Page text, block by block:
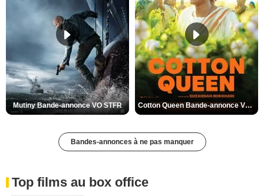
Mutiny Bande-annonce VO STFR Cotton Queen Bande-annonce VO STFR
Bandes-annonces à ne pas manquer
Top films au box office